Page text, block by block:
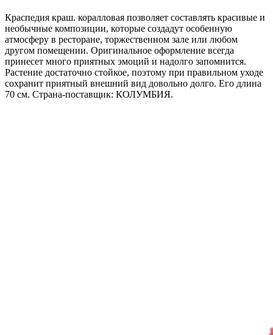
Краспедия краш. коралловая позволяет составлять красивые и
необычные композиции, которые создадут особенную
атмосферу в ресторане, торжественном зале или любом
другом помещении. Оригинальное оформление всегда
принесет много приятных эмоций и надолго запомнится.
Растение достаточно стойкое, поэтому при правильном уходе
сохранит приятный внешний вид довольно долго. Его длина
70 см. Страна-поставщик: КОЛУМБИЯ.